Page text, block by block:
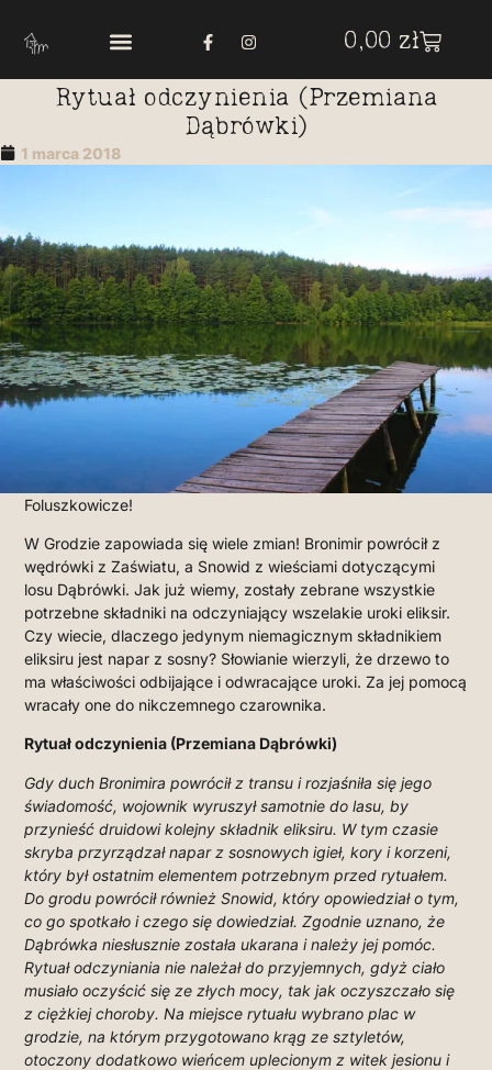
0,00 zł
Rytuał odczynienia (Przemiana
Dąbrówki)
1 marca 2018
Foluszkowicze!
W Grodzie zapowiada się wiele zmian! Bronimir powrócił z
wędrówki z Zaświatu, a Snowid z wieściami dotyczącymi
losu Dąbrówki. Jak już wiemy, zostały zebrane wszystkie
potrzebne składniki na odczyniający wszelakie uroki eliksir.
Czy wiecie, dlaczego jedynym niemagicznym składnikiem
eliksiru jest napar z sosny? Słowianie wierzyli, że drzewo to
ma właściwości odbijające i odwracające uroki. Za jej pomocą
wracały one do nikczemnego czarownika.
Rytuał odczynienia (Przemiana Dąbrówki)
Gdy duch Bronimira powrócił z transu i rozjaśniła się jego
świadomość, wojownik wyruszył samotnie do lasu, by
przynieść druidowi kolejny składnik eliksiru. W tym czasie
skryba przyrządzał napar z sosnowych igieł, kory i korzeni,
który był ostatnim elementem potrzebnym przed rytuałem.
Do grodu powrócił również Snowid, który opowiedział o tym,
co go spotkało i czego się dowiedział. Zgodnie uznano, że
Dąbrówka niesłusznie została ukarana i należy jej pomóc.
Rytuał odczyniania nie należał do przyjemnych, gdyż ciało
musiało oczyścić się ze złych mocy, tak jak oczyszczało się
z ciężkiej choroby. Na miejsce rytuału wybrano plac w
grodzie, na którym przygotowano krąg ze sztyletów,
otoczony dodatkowo wieńcem uplecionym z witek jesionu i